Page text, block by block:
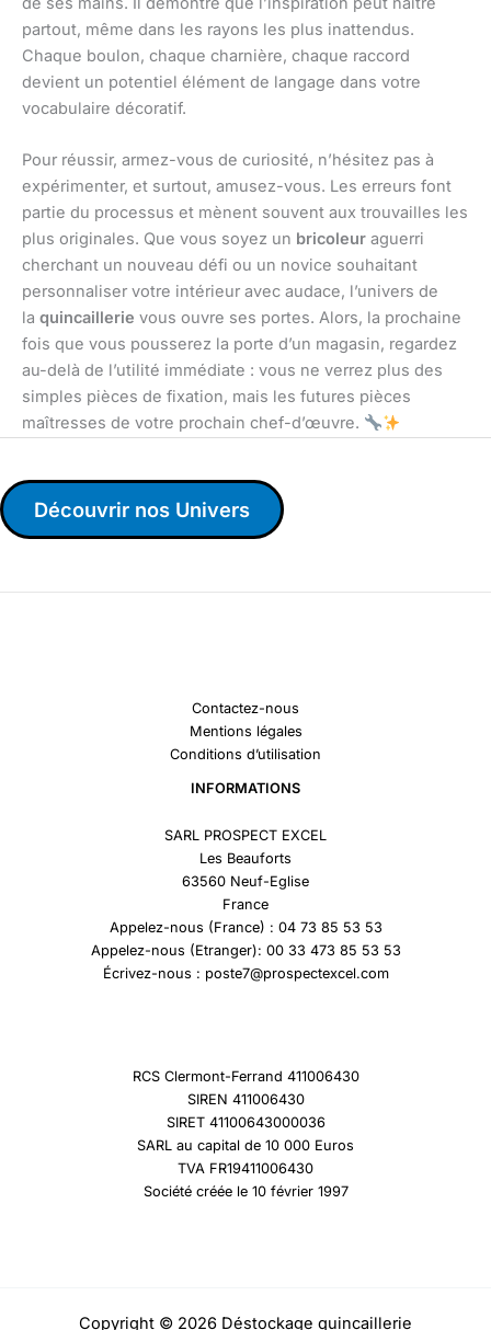
partout, même dans les rayons les plus inattendus.
Chaque boulon, chaque charnière, chaque raccord
devient un potentiel élément de langage dans votre
vocabulaire décoratif.
Pour réussir, armez-vous de curiosité, n’hésitez pas à
expérimenter, et surtout, amusez-vous. Les erreurs font
partie du processus et mènent souvent aux trouvailles les
plus originales. Que vous soyez un bricoleur aguerri
cherchant un nouveau défi ou un novice souhaitant
personnaliser votre intérieur avec audace, l’univers de
la quincaillerie vous ouvre ses portes. Alors, la prochaine
fois que vous pousserez la porte d’un magasin, regardez
au-delà de l’utilité immédiate : vous ne verrez plus des
simples pièces de fixation, mais les futures pièces
maîtresses de votre prochain chef-d’œuvre.
Découvrir nos Univers
Contactez-nous
Mentions légales
Conditions d’utilisation
INFORMATIONS
SARL PROSPECT EXCEL
Les Beauforts
63560 Neuf-Eglise
France
Appelez-nous (France) : 04 73 85 53 53
Appelez-nous (Etranger): 00 33 473 85 53 53
Écrivez-nous : poste7@prospectexcel.com
RCS Clermont-Ferrand 411006430
SIREN 411006430
SIRET 41100643000036
SARL au capital de 10 000 Euros
TVA FR19411006430
Société créée le 10 février 1997
Copyright © 2026 Déstockage quincaillerie